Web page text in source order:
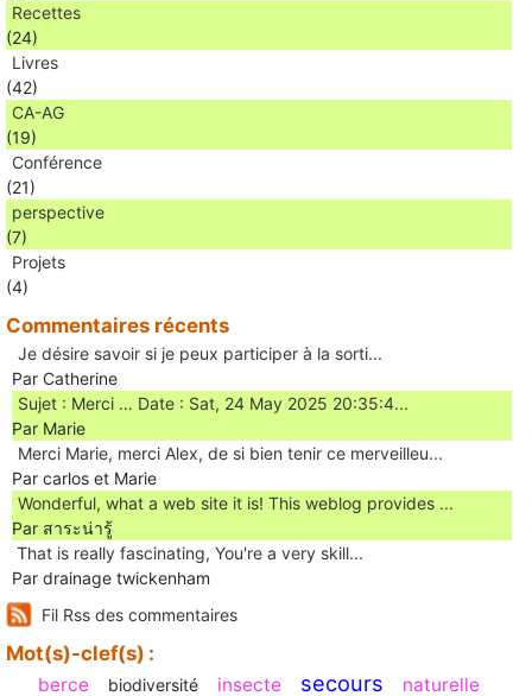
Recettes
(24)
Livres
(42)
CA-AG
(19)
Conférence
(21)
perspective
(7)
Projets
(4)
Commentaires récents
Je désire savoir si je peux participer à la sorti...
Par Catherine
Sujet : Merci … Date : Sat, 24 May 2025 20:35:4...
Par Marie
Merci Marie, merci Alex, de si bien tenir ce merveilleu...
Par carlos et Marie
Wonderful, what a web site it is! This weblog provides ...
Par สาระน่ารู้
Ꭲhat is really fascinating, You'rе a very skill...
Par drainage twickenham
Fil Rss des commentaires
Mot(s)-clef(s) :
berce biodiversité insecte secours naturelle